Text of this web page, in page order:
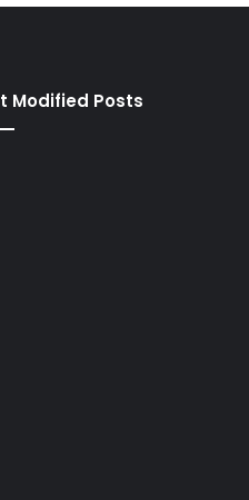
Modified Posts